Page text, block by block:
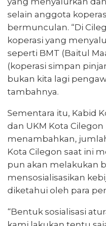
selain anggota
bermunculan. “Di
koperasi yang
seperti BMT (Baitul
(koperasi simpan
bukan kita lagi
tambahnya.
Sementara itu, Kabid
dan UKM Kota Cilegon
menambahkan,
Kota Cilegon saat ini
pun akan melakukan
mensosialisasikan
diketahui oleh para
“Bentuk sosialisasi